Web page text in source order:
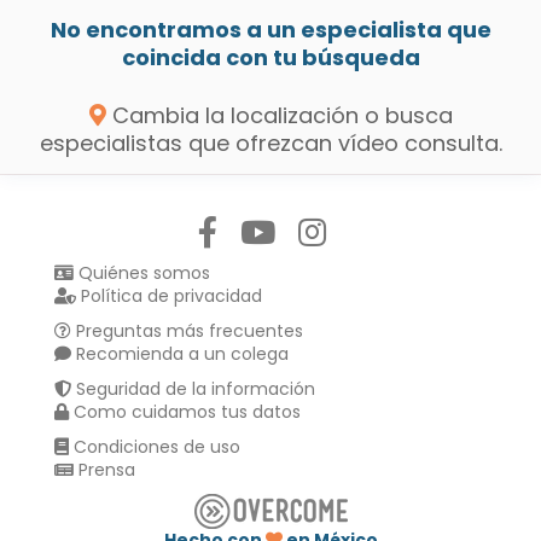
No encontramos a un especialista que
coincida con tu búsqueda
Cambia la localización o busca
especialistas que ofrezcan vídeo consulta.
Quiénes somos
Política de privacidad
Preguntas más frecuentes
Recomienda a un colega
Seguridad de la información
Como cuidamos tus datos
Condiciones de uso
Prensa